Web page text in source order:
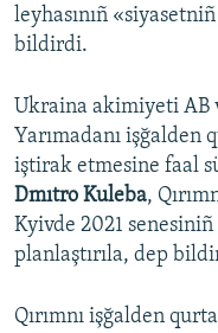
leyhasınıñ
bildirdi.
Ukraina akimiyeti AB
Yarımadanı işğalden
iştirak etmesine faal
Dmıtro Kuleba,
Kyivde 2021 senesiniñ
planlaştırıla, dep
Qırımnı işğalden